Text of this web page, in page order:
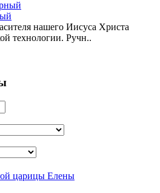
нашего Иисуса Христа
технологии. Ручн..